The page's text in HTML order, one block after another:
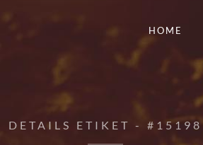
HOME
DETAILS ETIKET - #15198